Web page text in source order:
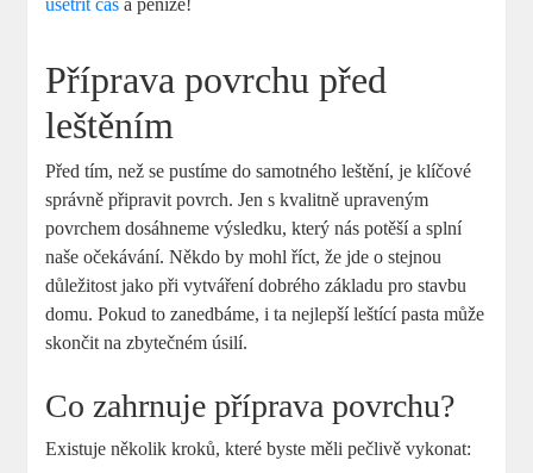
ušetřit čas a peníze!
Příprava povrchu před
leštěním
Před tím, než se pustíme do samotného leštění, je klíčové
správně připravit povrch. Jen s kvalitně upraveným
povrchem dosáhneme výsledku, který nás potěší a splní
naše očekávání. Někdo by mohl říct, že jde o stejnou
důležitost jako při vytváření dobrého základu pro stavbu
domu. Pokud to zanedbáme, i ta nejlepší leštící pasta může
skončit na zbytečném úsilí.
Co zahrnuje příprava povrchu?
Existuje několik kroků, které byste měli pečlivě vykonat: